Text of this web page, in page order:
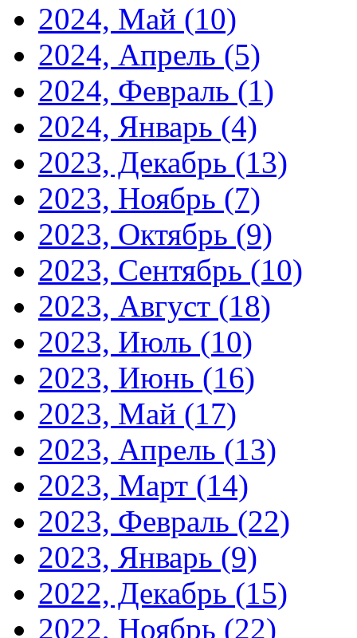
2024, Май (10)
2024, Апрель (5)
2024, Февраль (1)
2024, Январь (4)
2023, Декабрь (13)
2023, Ноябрь (7)
2023, Октябрь (9)
2023, Сентябрь (10)
2023, Август (18)
2023, Июль (10)
2023, Июнь (16)
2023, Май (17)
2023, Апрель (13)
2023, Март (14)
2023, Февраль (22)
2023, Январь (9)
2022, Декабрь (15)
2022, Ноябрь (22)